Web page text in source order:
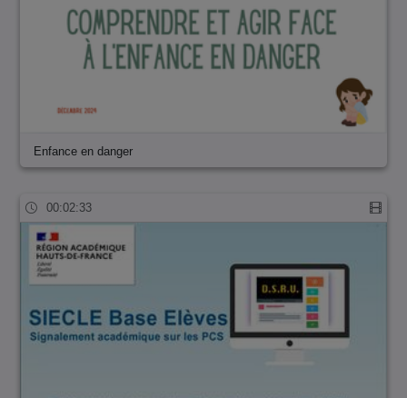
Enfance en danger
00:02:33